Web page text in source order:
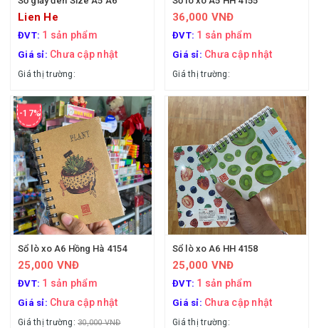
Lien He
ĐVT: 1 sản phẩm
Giá sỉ: Chưa cập nhật
Giá thị trường:
36,000 VNĐ
ĐVT: 1 sản phẩm
Giá sỉ: Chưa cập nhật
Giá thị trường:
-17%
Sổ lò xo A6 Hồng Hà 4154
25,000 VNĐ
ĐVT: 1 sản phẩm
Giá sỉ: Chưa cập nhật
Giá thị trường: 30,000 VNĐ
Sổ lò xo A6 HH 4158
25,000 VNĐ
ĐVT: 1 sản phẩm
Giá sỉ: Chưa cập nhật
Giá thị trường: